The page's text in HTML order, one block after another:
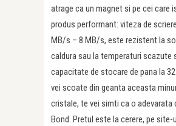
atrage ca un magnet si pe cei care
produs performant: viteza de
MB/s – 8 MB/s, este rezistent la
caldura sau la temperaturi scazute
capacitate de stocare de pana la 32
vei scoate din geanta aceasta
cristale, te vei simti ca o adevarata
Bond. Pretul este la cerere, pe site-ul